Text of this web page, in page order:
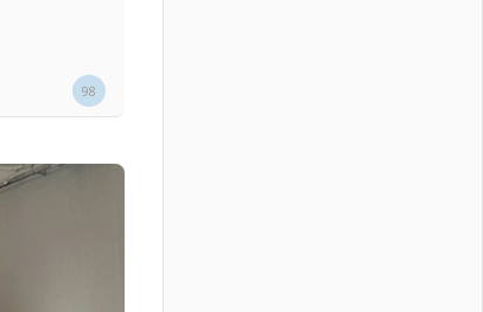
98